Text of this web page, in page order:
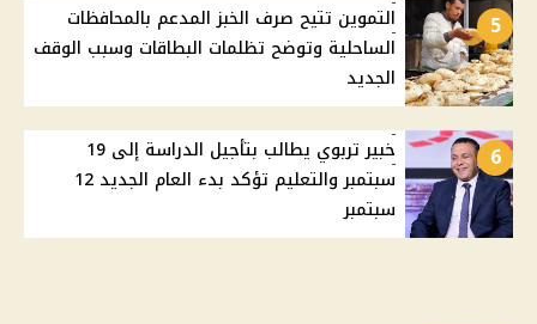
5
التموين تتيح صرف الخبز المدعم بالمحافظات
الساحلية وتوضح تظلمات البطاقات وسبب الوقف
الجديد
6
خبير تربوي يطالب بتأجيل الدراسة إلى 19
سبتمبر والتعليم تؤكد بدء العام الجديد 12
سبتمبر